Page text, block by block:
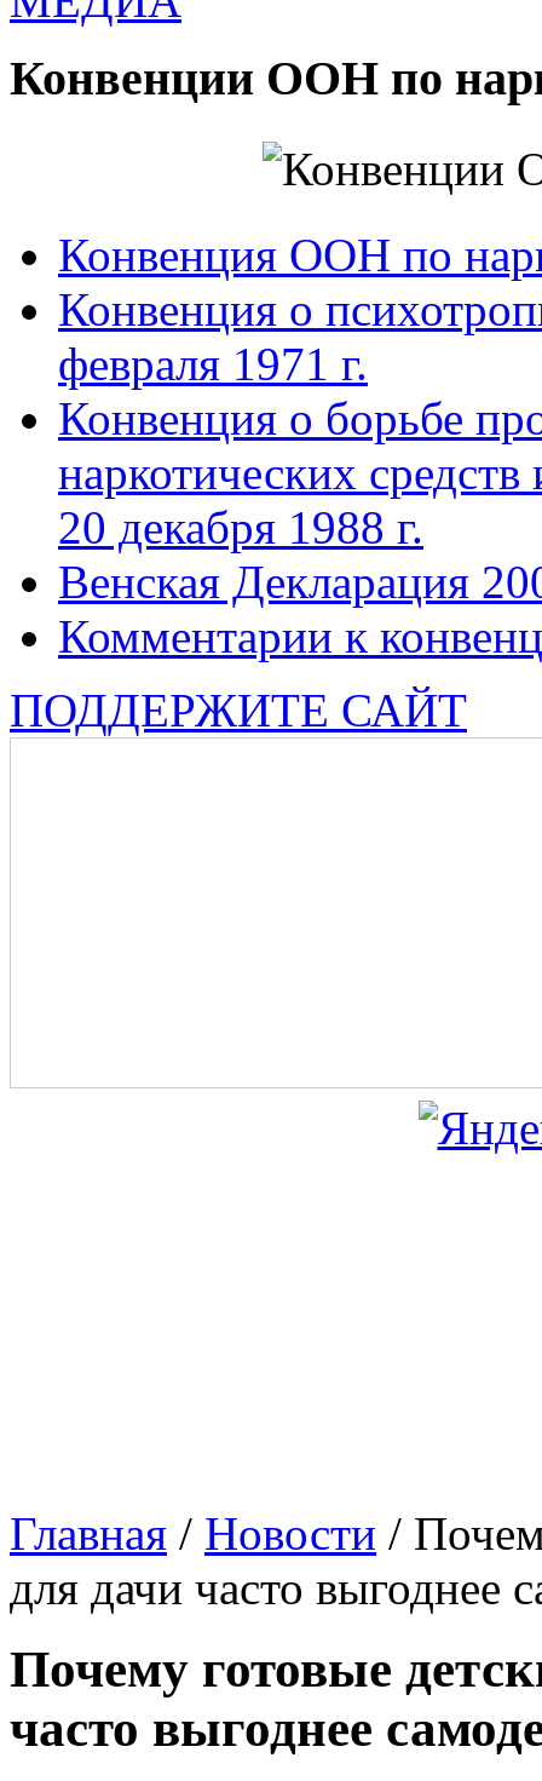
Конвенции ООН по
Конвенция ООН по
Конвенция о
февраля 1971 г.
Конвенция о борьбе
наркотических
20 декабря 1988 г.
Венская Декларация
Комментарии к
ПОДДЕРЖИТЕ САЙТ
Главная / Новости /
для дачи часто выгоднее
Почему готовые
часто выгоднее